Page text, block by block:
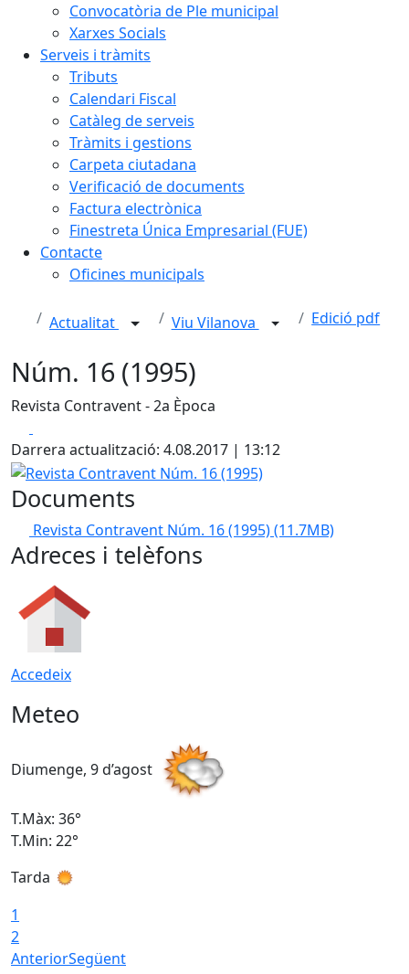
Convocatòria de Ple municipal
Xarxes Socials
Serveis i tràmits
Tributs
Calendari Fiscal
Catàleg de serveis
Tràmits i gestions
Carpeta ciutadana
Verificació de documents
Factura electrònica
Finestreta Única Empresarial (FUE)
Contacte
Oficines municipals
Actualitat Viu Vilanova Edició pdf
Núm. 16 (1995)
Revista Contravent - 2a Època
Darrera actualització: 4.08.2017 | 13:12
Revista Contravent Núm. 16 (1995)
Documents
Revista Contravent Núm. 16 (1995)(11.7MB)
Adreces i telèfons
Accedeix
Meteo
Diumenge, 9 d’agost
T.Màx: 36°
T.Min: 22°
Tarda
1
2
AnteriorSegüent